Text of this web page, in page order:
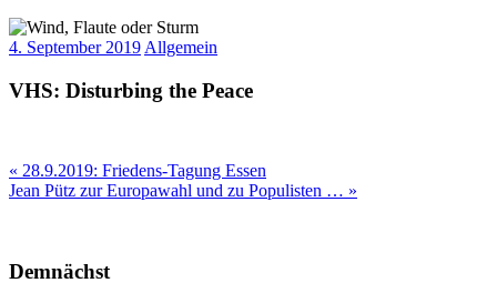
4. September 2019 Allgemein
VHS: Disturbing the Peace
Beitragsnavigation
« 28.9.2019: Friedens-Tagung Essen
Jean Pütz zur Europawahl und zu Populisten … »
Demnächst